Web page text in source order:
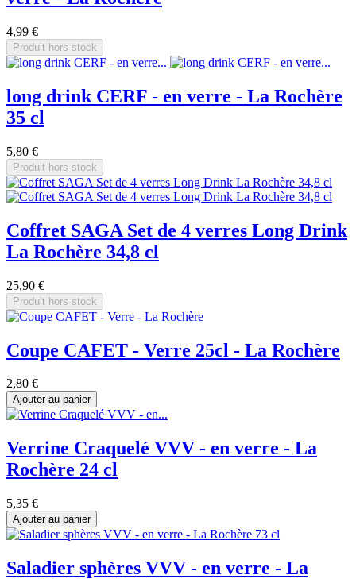
4,99 €
Produit hors stock
long drink CERF - en verre - La Rochère
35 cl
5,80 €
Produit hors stock
Coffret SAGA Set de 4 verres Long Drink
La Rochère 34,8 cl
25,90 €
Produit hors stock
Coupe CAFET - Verre 25cl - La Rochère
2,80 €
Ajouter au panier
Verrine Craquelé VVV - en verre - La
Rochère 24 cl
5,35 €
Ajouter au panier
Saladier sphères VVV - en verre - La